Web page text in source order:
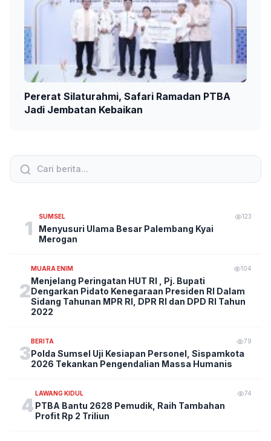
Pererat Silaturahmi, Safari Ramadan PTBA
Jadi Jembatan Kebaikan
1
SUMSEL 123
Menyusuri Ulama Besar Palembang Kyai
Merogan
2
MUARA ENIM 104
Menjelang Peringatan HUT RI , Pj. Bupati
Dengarkan Pidato Kenegaraan Presiden RI Dalam
Sidang Tahunan MPR RI, DPR RI dan DPD RI Tahun
2022
3
BERITA 79
Polda Sumsel Uji Kesiapan Personel, Sispamkota
2026 Tekankan Pengendalian Massa Humanis
4
LAWANG KIDUL 74
PTBA Bantu 2628 Pemudik, Raih Tambahan
Profit Rp 2 Triliun